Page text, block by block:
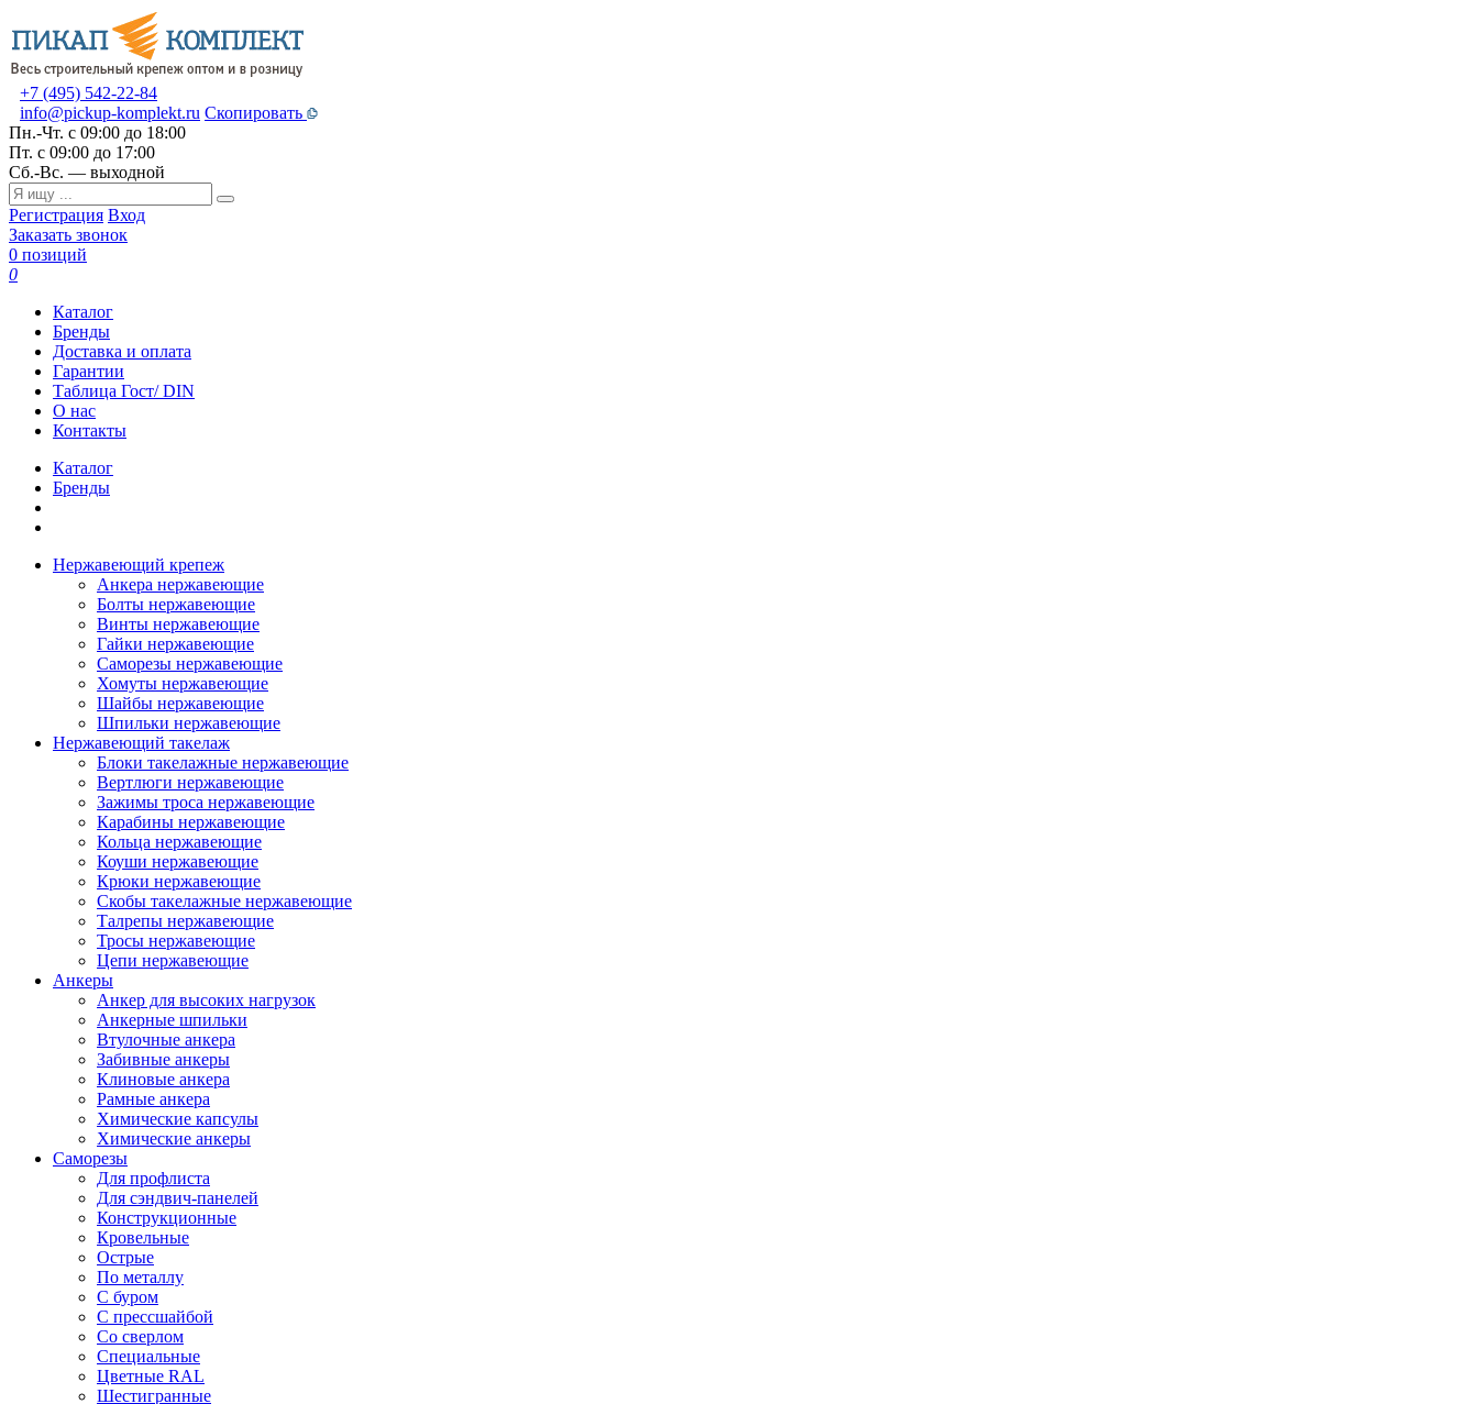
+7 (495) 542-22-84
info@pickup-komplekt.ru Скопировать
Пн.-Чт. с 09:00 до 18:00
Пт. с 09:00 до 17:00
Сб.-Вс. — выходной
Регистрация Вход
Заказать звонок
0 позиций
0
Каталог
Бренды
Доставка и оплата
Гарантии
Таблица Гост/ DIN
О нас
Контакты
Каталог
Бренды
Нержавеющий крепеж
Анкера нержавеющие
Болты нержавеющие
Винты нержавеющие
Гайки нержавеющие
Саморезы нержавеющие
Хомуты нержавеющие
Шайбы нержавеющие
Шпильки нержавеющие
Нержавеющий такелаж
Блоки такелажные нержавеющие
Вертлюги нержавеющие
Зажимы троса нержавеющие
Карабины нержавеющие
Кольца нержавеющие
Коуши нержавеющие
Крюки нержавеющие
Скобы такелажные нержавеющие
Талрепы нержавеющие
Тросы нержавеющие
Цепи нержавеющие
Анкеры
Анкер для высоких нагрузок
Анкерные шпильки
Втулочные анкера
Забивные анкеры
Клиновые анкера
Рамные анкера
Химические капсулы
Химические анкеры
Саморезы
Для профлиста
Для сэндвич-панелей
Конструкционные
Кровельные
Острые
По металлу
С буром
С прессшайбой
Со сверлом
Специальные
Цветные RAL
Шестигранные